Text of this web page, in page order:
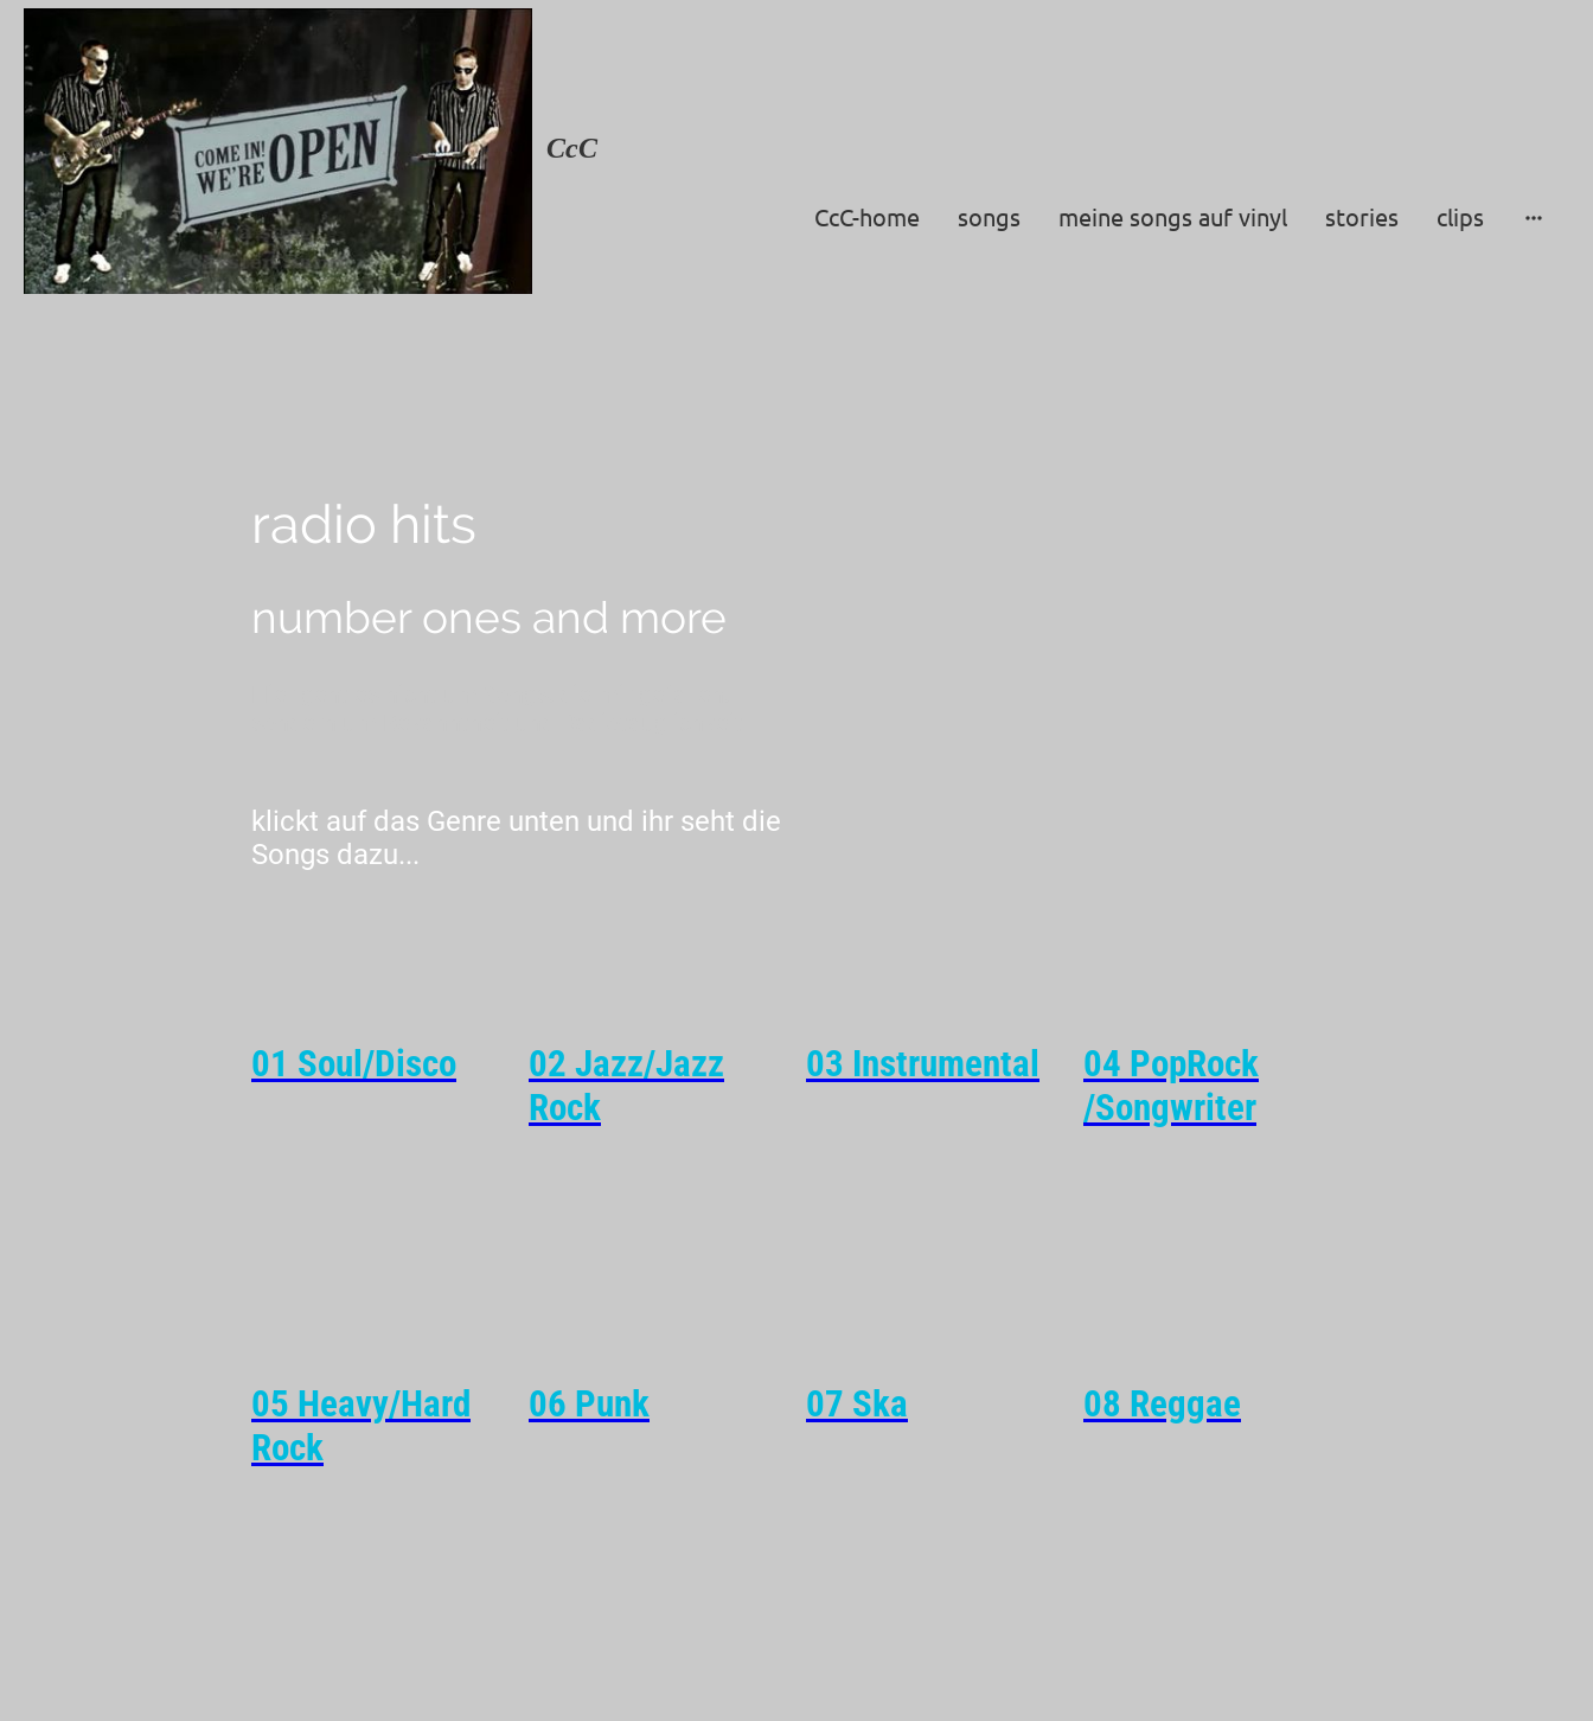
CcC
CcC-home songs meine songs auf vinyl stories clips
radio hits
number ones and more
klickt auf das Genre unten und ihr seht die
Songs dazu...
01 Soul/Disco
02 Jazz/Jazz
Rock
03 Instrumental
04 PopRock
/Songwriter
05 Heavy/Hard
Rock
06 Punk 07 Ska 08 Reggae